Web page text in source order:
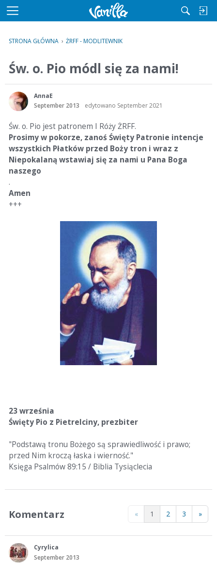
M
u
STRONA GŁÓWNA › ŻRFF - MODLITEWNIK
Św. o. Pio módl się za nami!
AnnaE
September 2013
edytowano September 2021
Św. o. Pio jest patronem I Róży ŻRFF.
Prosimy w pokorze, zanoś Święty Patronie intencje
wszystkich Płatków przed Boży tron i wraz z
Niepokalaną wstawiaj się za nami u Pana Boga
naszego
.
Amen
+++
23 września
Święty Pio z Pietrelciny, prezbiter
"Podstawą tronu Bożego są sprawiedliwość i prawo;
przed Nim kroczą łaska i wierność."
Księga Psalmów 89:15 / Biblia Tysiąclecia
« 1 2 3 »
Komentarz
Cyrylica
September 2013